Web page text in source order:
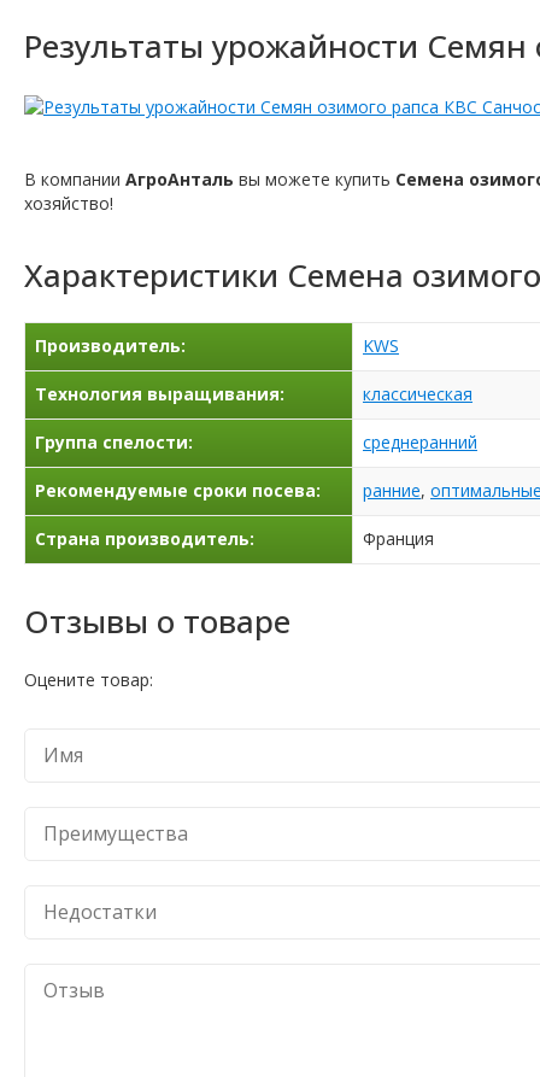
Результаты урожайности
В компании АгроАнталь вы можете купить Семена
хозяйство!
Характеристики Семена
Производитель: KWS
Технология выращивания: классическая
Группа спелости: среднеранний
Рекомендуемые сроки посева: ранние,
Страна производитель: Франция
Отзывы о товаре
Оцените товар: